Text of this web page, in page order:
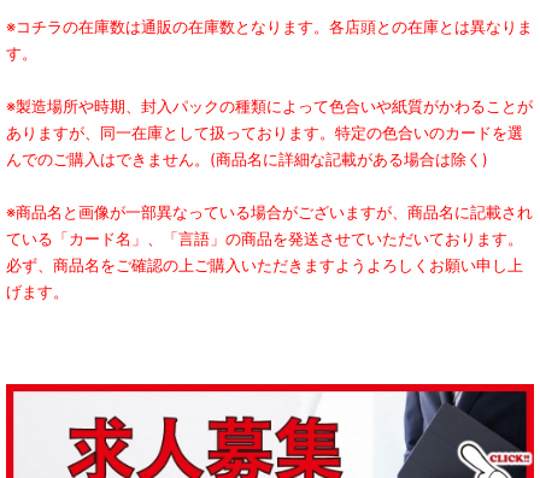
※コチラの在庫数は通販の在庫数となります。各店頭との在庫とは異なりま
す。
※製造場所や時期、封入パックの種類によって色合いや紙質がかわることが
ありますが、同一在庫として扱っております。特定の色合いのカードを選
んでのご購入はできません。(商品名に詳細な記載がある場合は除く)
※商品名と画像が一部異なっている場合がございますが、商品名に記載され
ている「カード名」、「言語」の商品を発送させていただいております。
必ず、商品名をご確認の上ご購入いただきますようよろしくお願い申し上
げます。